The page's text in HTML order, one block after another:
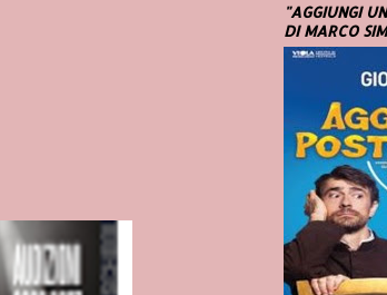
"AGGIUNGI
DI MARCO